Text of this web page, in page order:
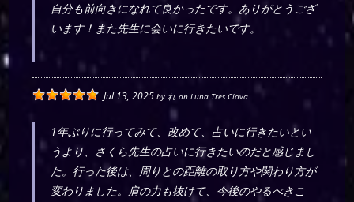
自分も前向きになれて良かったです。ありがとうござ
います！また先生に会いに行きたいです。
Jul 13, 2025 byれ onLuna Tres Clova
1年ぶりに行ってみて、改めて、占いに行きたいとい
うより、さくら先生の占いに行きたいのだと感じまし
た。行った後は、周りとの距離の取り方や関わり方が
変わりました。肩の力も抜けて、今後のやるべきこ